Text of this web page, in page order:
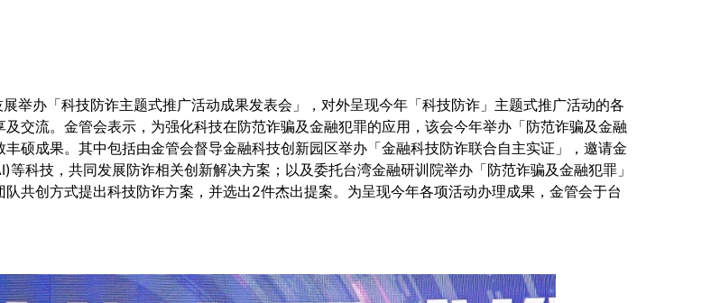
举办「科技防诈主题式推广活动成果发表会」，对外呈现今年「科技防诈」主题式推广活动的各
交流。金管会表示，为强化科技在防范诈骗及金融犯罪的应用，该会今年举办「防范诈骗及金融
硕成果。其中包括由金管会督导金融科技创新园区举办「金融科技防诈联合自主实证」，邀请金
科技，共同发展防诈相关创新解决方案；以及委托台湾金融研训院举办「防范诈骗及金融犯罪」
共创方式提出科技防诈方案，并选出2件杰出提案。为呈现今年各项活动办理成果，金管会于台